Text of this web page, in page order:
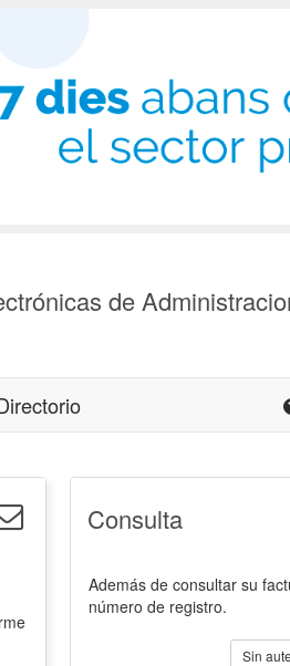
de
Consulta
Además de consultar su
número de registro.
Sin